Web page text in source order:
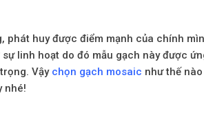
phát huy được điểm mạnh của chính
linh hoạt do đó mẫu gạch này được
Vậy chọn gạch mosaic như thế
nhé!